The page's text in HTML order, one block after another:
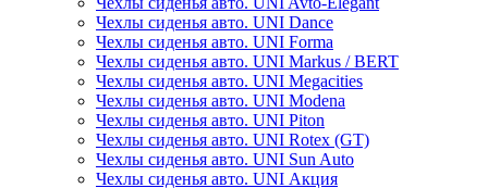
Чехлы сиденья авто. UNI Dance
Чехлы сиденья авто. UNI Forma
Чехлы сиденья авто. UNI Markus / BERT
Чехлы сиденья авто. UNI Megacities
Чехлы сиденья авто. UNI Modena
Чехлы сиденья авто. UNI Piton
Чехлы сиденья авто. UNI Rotex (GT)
Чехлы сиденья авто. UNI Sun Auto
Чехлы сиденья авто. UNI Акция